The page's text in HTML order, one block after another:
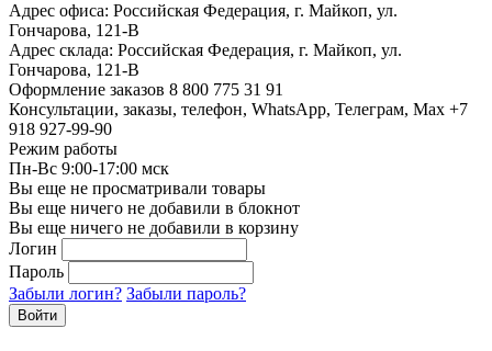
Адрес офиса: Российская Федерация, г. Майкоп, ул.
Гончарова, 121-В
Адрес склада: Российская Федерация, г. Майкоп, ул.
Гончарова, 121-В
Оформление заказов 8 800 775 31 91
Консультации, заказы, телефон, WhatsApp, Телеграм, Мах +7
918 927-99-90
Режим работы
Пн-Вс 9:00-17:00 мск
Вы еще не просматривали товары
Вы еще ничего не добавили в блокнот
Вы еще ничего не добавили в корзину
Логин
Пароль
Забыли логин? Забыли пароль?